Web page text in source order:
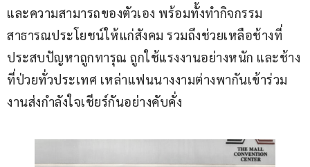
และความสามารถของตัวเอง พร้อมทั้งทำกิจกรรม
สาธารณประโยชน์ให้แก่สังคม รวมถึงช่วยเหลือช้างที่
ประสบปัญหาถูกทารุณ ถูกใช้แรงงานอย่างหนัก และช้าง
ที่ป่วยทั่วประเทศ เหล่าแฟนนางงามต่างพากันเข้าร่วม
งานส่งกำลังใจเชียร์กันอย่างคับคั่ง